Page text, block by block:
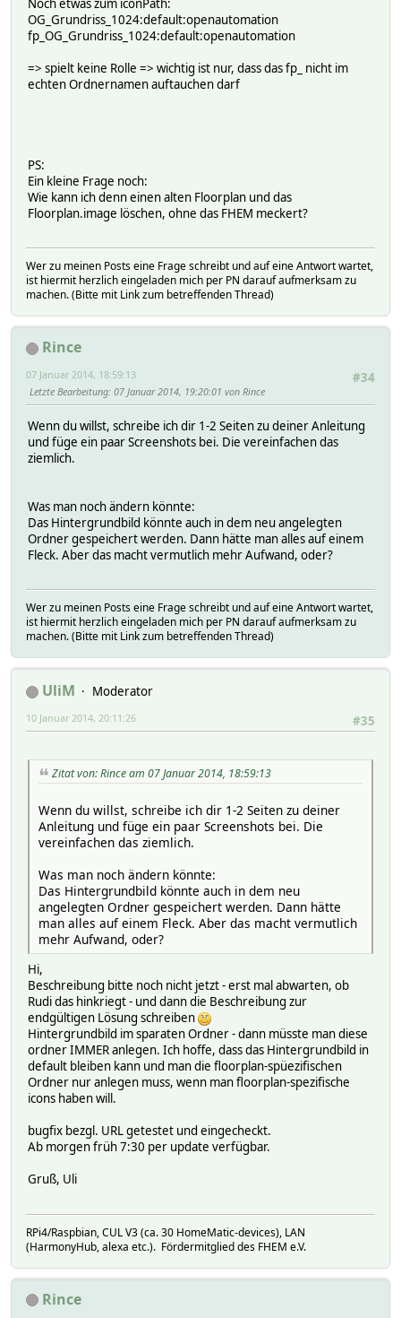
Noch etwas zum iconPath:
OG_Grundriss_1024:default:openautomation
fp_OG_Grundriss_1024:default:openautomation
=> spielt keine Rolle => wichtig ist nur, dass das fp_ nicht im
echten Ordnernamen auftauchen darf
PS:
Ein kleine Frage noch:
Wie kann ich denn einen alten Floorplan und das
Floorplan.image löschen, ohne das FHEM meckert?
Wer zu meinen Posts eine Frage schreibt und auf eine Antwort wartet,
ist hiermit herzlich eingeladen mich per PN darauf aufmerksam zu
machen. (Bitte mit Link zum betreffenden Thread)
Rince
#34
07 Januar 2014, 18:59:13
Letzte Bearbeitung: 07 Januar 2014, 19:20:01 von Rince
Wenn du willst, schreibe ich dir 1-2 Seiten zu deiner Anleitung
und füge ein paar Screenshots bei. Die vereinfachen das
ziemlich.
Was man noch ändern könnte:
Das Hintergrundbild könnte auch in dem neu angelegten
Ordner gespeichert werden. Dann hätte man alles auf einem
Fleck. Aber das macht vermutlich mehr Aufwand, oder?
Wer zu meinen Posts eine Frage schreibt und auf eine Antwort wartet,
ist hiermit herzlich eingeladen mich per PN darauf aufmerksam zu
machen. (Bitte mit Link zum betreffenden Thread)
UliM
Moderator
#35
10 Januar 2014, 20:11:26
Zitat von: Rince am 07 Januar 2014, 18:59:13
Wenn du willst, schreibe ich dir 1-2 Seiten zu deiner
Anleitung und füge ein paar Screenshots bei. Die
vereinfachen das ziemlich.
Was man noch ändern könnte:
Das Hintergrundbild könnte auch in dem neu
angelegten Ordner gespeichert werden. Dann hätte
man alles auf einem Fleck. Aber das macht vermutlich
mehr Aufwand, oder?
Hi,
Beschreibung bitte noch nicht jetzt - erst mal abwarten, ob
Rudi das hinkriegt - und dann die Beschreibung zur
endgültigen Lösung schreiben
Hintergrundbild im sparaten Ordner - dann müsste man diese
ordner IMMER anlegen. Ich hoffe, dass das Hintergrundbild in
default bleiben kann und man die floorplan-spüezifischen
Ordner nur anlegen muss, wenn man floorplan-spezifische
icons haben will.
bugfix bezgl. URL getestet und eingecheckt.
Ab morgen früh 7:30 per update verfügbar.
Gruß, Uli
RPi4/Raspbian, CUL V3 (ca. 30 HomeMatic-devices), LAN
(HarmonyHub, alexa etc.). Fördermitglied des FHEM e.V.
Rince